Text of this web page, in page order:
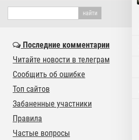
Последние комментарии
Читайте новости в телеграм
Сообщить об ошибке
Топ сайтов
Забаненные участники
Правила
Частые вопросы